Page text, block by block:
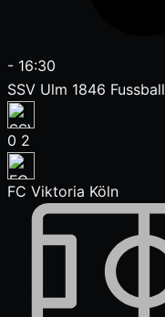
- 16:30
SSV Ulm 1846 Fussball
0 2
FC Viktoria Köln